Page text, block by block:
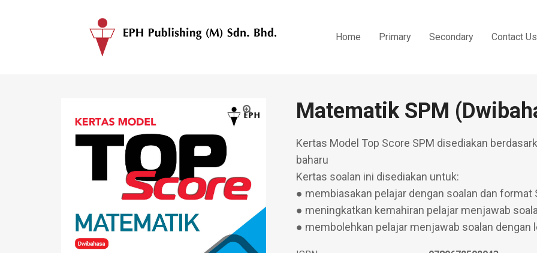
Home Primary Secondary Contact Us
Matematik SPM
Kertas Model Top Score SPM disediakan
baharu
Kertas soalan ini disediakan untuk:
● membiasakan pelajar dengan soalan dan format
● meningkatkan kemahiran pelajar menjawab
● membolehkan pelajar menjawab soalan dengan